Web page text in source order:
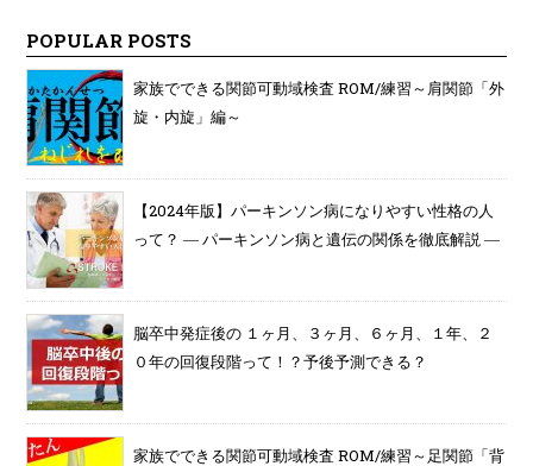
POPULAR POSTS
家族でできる関節可動域検査 ROM/練習～肩関節「外
旋・内旋」編～
【2024年版】パーキンソン病になりやすい性格の人
って？ ― パーキンソン病と遺伝の関係を徹底解説 ―
脳卒中発症後の １ヶ月、３ヶ月、６ヶ月、１年、２
０年の回復段階って！？予後予測できる？
家族でできる関節可動域検査 ROM/練習～足関節「背